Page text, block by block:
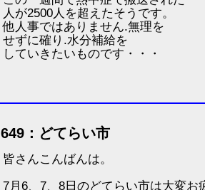
人が2500人を超えたそうです。
他人事ではありません.無理を
せずに確り.水分補給を
していきたいものです・・・
649：どてらい市
皆さんこんばんは。
7月6、7、8日のどてらい市は大変お